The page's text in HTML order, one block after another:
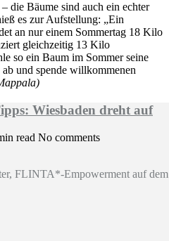
die Bäume sind auch ein echter
es zur Aufstellung: „Ein
an nur einem Sommertag 18 Kilo
gleichzeitig 13 Kilo
so ein Baum im Sommer seine
und spende willkommenen
Wiesbaden dreht auf
read No comments
FLINTA*-Empowerment auf